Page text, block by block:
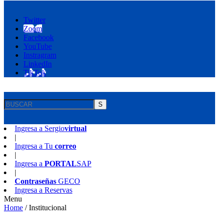
Twitter
Zoom
Facebook
YouTube
Instragram
LinkedIn
TikTok
S
Ingresa a Sergiovirtual
|
Ingresa a Tu correo
|
Ingresa a PORTALSAP
|
Contraseñas GECO
Ingresa a Reservas
Menu
Home /Institucional